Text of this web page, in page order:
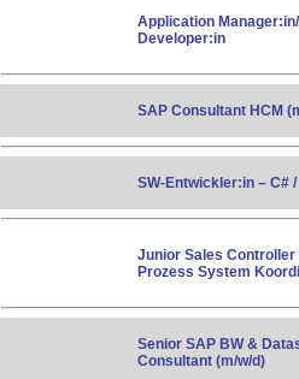
Application
Developer:in
SAP Consultant HCM
SW-Entwickler:in – C#
Junior Sales Controller
Prozess System
Senior SAP BW &
Consultant (m/w/d)